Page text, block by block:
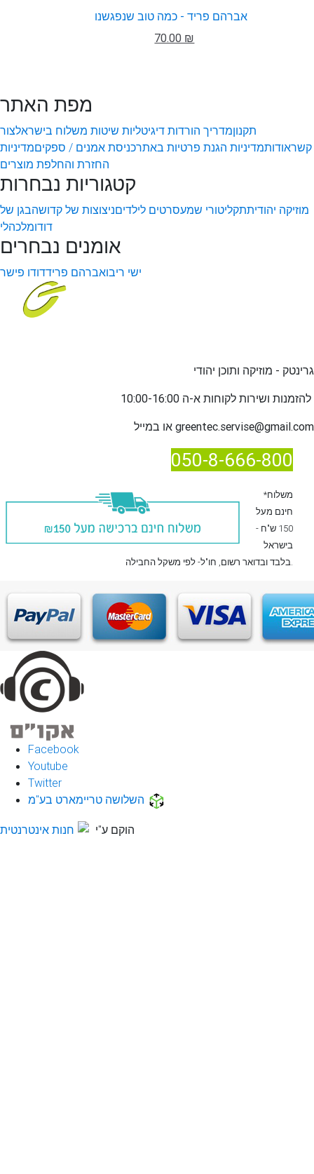
אברהם פריד - כמה טוב שנפגשנו
70.00 ₪
מפת האתר
תקנוןמדריך הורדות דיגיטליות שיטות משלוח בישראלצור
קשראודותמדיניות הגנת פרטיות באתרכניסת אמנים / ספקיםמדיניות
החזרת והחלפת מוצרים
קטגוריות נבחרות
מוזיקה יהודיתתקליטורי שמעסרטים לילדיםניצוצות של קדושהבגן של
דודומלכהלי
אומנים נבחרים
ישי ריבואברהם פרידדודו פישר
גרינטק - מוזיקה ותוכן יהודי
להזמנות ו
greentec.servise@gmail.com
050-8-666-800
*משלוח
חינם מעל
150 ש"ח -
בישראל
בלבדובדואר רשום , חו"ל- לפי משקל החבילה.
Facebook
Youtube
Twitter
השלושה טריימארט בע"מ
הוקם ע"י חנות אינטרנטית